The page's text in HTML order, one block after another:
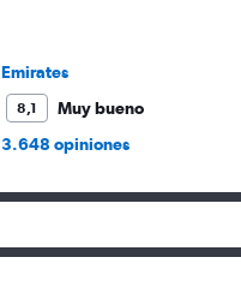
Emirates
8,1
Muy bueno
3.648 opiniones